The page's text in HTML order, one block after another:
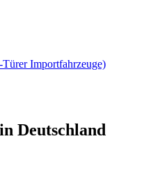
Importfahrzeuge)
Deutschland